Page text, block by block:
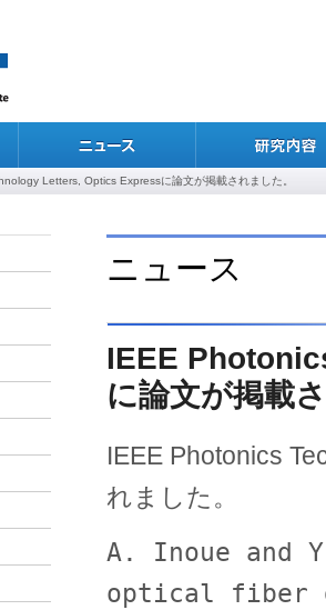
Letters, Optics Expressに論文が掲載されました。
ニュース
IEEE
に論文が掲載
IEEE Photonics
れました。
A. Inoue and
optical fiber